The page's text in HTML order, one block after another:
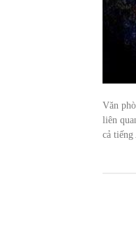
Văn
liên
cả